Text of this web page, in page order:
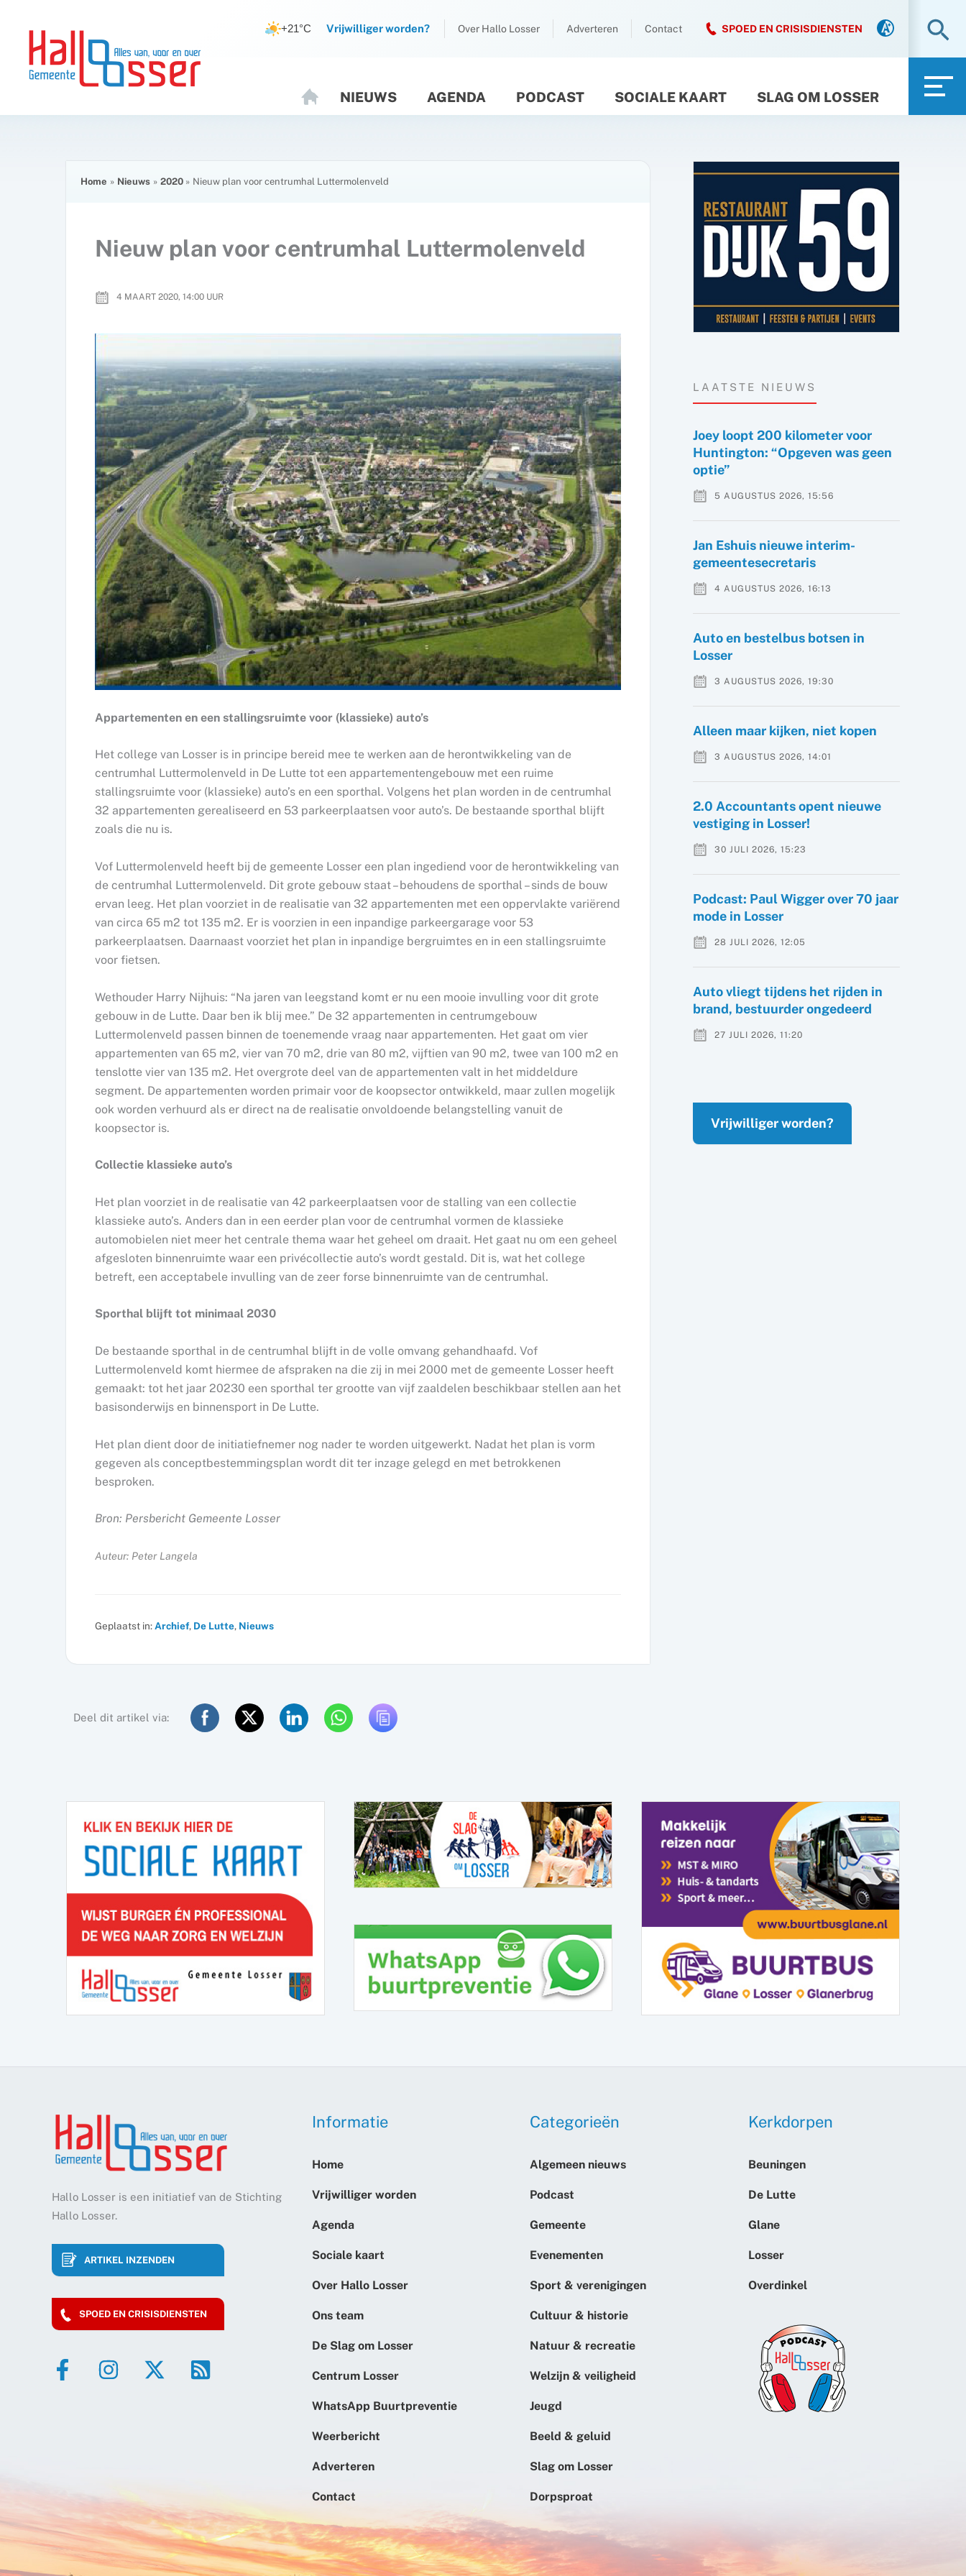
inhoud
inhoud
+21°C Vrijwilliger worden? Over Hallo Losser Adverteren Contact SPOED EN CRISISDIENSTEN
O
M
NIEUWS AGENDA PODCAST SOCIALE KAART SLAG OM LOSSER
Home Nieuws 2020 Nieuw plan voor centrumhal Luttermolenveld
Nieuw plan voor centrumhal Luttermolenveld
4 MAART 2020, 14:00 UUR
Appartementen en een stallingsruimte voor (klassieke) auto’s
Het college van Losser is in principe bereid mee te werken aan de herontwikkeling van de
centrumhal Luttermolenveld in De Lutte tot een appartementengebouw met een ruime
stallingsruimte voor (klassieke) auto’s en een sporthal. Volgens het plan worden in de centrumhal
32 appartementen gerealiseerd en 53 parkeerplaatsen voor auto’s. De bestaande sporthal blijft
zoals die nu is.
Vof Luttermolenveld heeft bij de gemeente Losser een plan ingediend voor de herontwikkeling van
de centrumhal Luttermolenveld. Dit grote gebouw staat – behoudens de sporthal – sinds de bouw
ervan leeg. Het plan voorziet in de realisatie van 32 appartementen met een oppervlakte variërend
van circa 65 m2 tot 135 m2. Er is voorzien in een inpandige parkeergarage voor 53
parkeerplaatsen. Daarnaast voorziet het plan in inpandige bergruimtes en in een stallingsruimte
voor fietsen.
Wethouder Harry Nijhuis: “Na jaren van leegstand komt er nu een mooie invulling voor dit grote
gebouw in de Lutte. Daar ben ik blij mee.” De 32 appartementen in centrumgebouw
Luttermolenveld passen binnen de toenemende vraag naar appartementen. Het gaat om vier
appartementen van 65 m2, vier van 70 m2, drie van 80 m2, vijftien van 90 m2, twee van 100 m2 en
tenslotte vier van 135 m2. Het overgrote deel van de appartementen valt in het middeldure
segment. De appartementen worden primair voor de koopsector ontwikkeld, maar zullen mogelijk
ook worden verhuurd als er direct na de realisatie onvoldoende belangstelling vanuit de
koopsector is.
Collectie klassieke auto’s
Het plan voorziet in de realisatie van 42 parkeerplaatsen voor de stalling van een collectie
klassieke auto’s. Anders dan in een eerder plan voor de centrumhal vormen de klassieke
automobielen niet meer het centrale thema waar het geheel om draait. Het gaat nu om een geheel
afgesloten binnenruimte waar een privécollectie auto’s wordt gestald. Dit is, wat het college
betreft, een acceptabele invulling van de zeer forse binnenruimte van de centrumhal.
Sporthal blijft tot minimaal 2030
De bestaande sporthal in de centrumhal blijft in de volle omvang gehandhaafd. Vof
Luttermolenveld komt hiermee de afspraken na die zij in mei 2000 met de gemeente Losser heeft
gemaakt: tot het jaar 20230 een sporthal ter grootte van vijf zaaldelen beschikbaar stellen aan het
basisonderwijs en binnensport in De Lutte.
Het plan dient door de initiatiefnemer nog nader te worden uitgewerkt. Nadat het plan is vorm
gegeven als conceptbestemmingsplan wordt dit ter inzage gelegd en met betrokkenen
besproken.
Bron: Persbericht Gemeente Losser
Auteur: Peter Langela
Geplaatst in: Archief, De Lutte, Nieuws
Deel dit artikel via:
LAATSTE NIEUWS
Joey loopt 200 kilometer voor
Huntington: “Opgeven was geen
optie”
5 AUGUSTUS 2026, 15:56
Jan Eshuis nieuwe interim-
gemeentesecretaris
4 AUGUSTUS 2026, 16:13
Auto en bestelbus botsen in
Losser
3 AUGUSTUS 2026, 19:30
Alleen maar kijken, niet kopen
3 AUGUSTUS 2026, 14:01
2.0 Accountants opent nieuwe
vestiging in Losser!
30 JULI 2026, 15:23
Podcast: Paul Wigger over 70 jaar
mode in Losser
28 JULI 2026, 12:05
Auto vliegt tijdens het rijden in
brand, bestuurder ongedeerd
27 JULI 2026, 11:20
Vrijwilliger worden?
Hallo Losser is een initiatief van de Stichting
Hallo Losser.
ARTIKEL INZENDEN
SPOED EN CRISISDIENSTEN
Informatie
Home
Vrijwilliger worden
Agenda
Sociale kaart
Over Hallo Losser
Ons team
De Slag om Losser
Centrum Losser
WhatsApp Buurtpreventie
Weerbericht
Adverteren
Contact
Categorieën
Algemeen nieuws
Podcast
Gemeente
Evenementen
Sport & verenigingen
Cultuur & historie
Natuur & recreatie
Welzijn & veiligheid
Jeugd
Beeld & geluid
Slag om Losser
Dorpsproat
Kerkdorpen
Beuningen
De Lutte
Glane
Losser
Overdinkel